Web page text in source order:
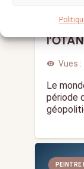
visibility Vues :
Le
période
PEINTRE